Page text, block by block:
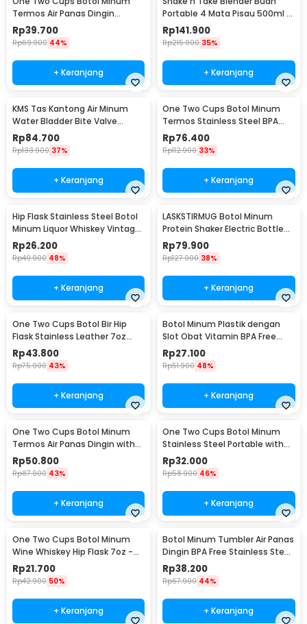
Termos Air Panas Dingin
Stainless Steel 260ml -
AQW575
Rp39.700
Rp69.900 44%
+ Keranjang
Portable 4 Mata Pisau 500ml -
VT-04
Rp141.900
Rp215.900 35%
+ Keranjang
KMS Tas Kantong Air Minum
Water Bladder Bite Valve
Hydration Bag 3L - BL018
Rp84.700
Rp133.900 37%
+ Keranjang
One Two Cups Botol Minum
Termos Stainless Steel BPA
Free 400ml - K623
Rp76.400
Rp112.900 33%
+ Keranjang
Hip Flask Stainless Steel Botol
Minum Liquor Whiskey Vintage
7oz Jack Daniel - H-7
Rp26.200
Rp49.900 48%
+ Keranjang
LASKSTIRMUG Botol Minum
Protein Shaker Electric Bottle
BPA Free 480ml - 1505
Rp79.900
Rp127.900 38%
+ Keranjang
One Two Cups Botol Bir Hip
Flask Stainless Leather 7oz
with Shot Glass
Rp43.800
Rp75.900 43%
+ Keranjang
Botol Minum Plastik dengan
Slot Obat Vitamin BPA Free
600ml - 830
Rp27.100
Rp51.900 48%
+ Keranjang
One Two Cups Botol Minum
Termos Air Panas Dingin with
Cup Head 500ml - SUS304
Rp50.800
Rp87.900 43%
+ Keranjang
One Two Cups Botol Minum
Stainless Steel Portable with
Carabiner 750ml - GBD
Rp32.000
Rp58.900 46%
+ Keranjang
One Two Cups Botol Minum
Wine Whiskey Hip Flask 7oz -
F0212
Rp21.700
Rp42.900 50%
+ Keranjang
Botol Minum Tumbler Air Panas
Dingin BPA Free Stainless Steel
350ml - HS-6983
Rp38.200
Rp67.900 44%
+ Keranjang